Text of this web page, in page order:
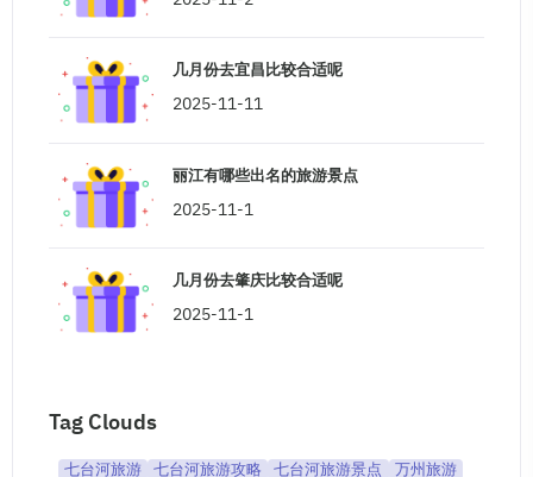
几月份去宜昌比较合适呢
2025-11-11
丽江有哪些出名的旅游景点
2025-11-1
几月份去肇庆比较合适呢
2025-11-1
Tag Clouds
七台河旅游 七台河旅游攻略 七台河旅游景点
万州旅游